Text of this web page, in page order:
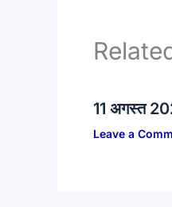
11 अगस्त
Leave a